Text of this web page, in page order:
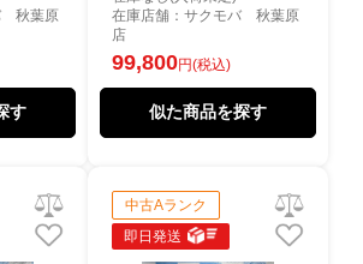
秋葉原
す
在庫店舗：サクモバ 秋葉原
店
99,800円(税込)
似た商品を探す
中古Aランク
即日発送